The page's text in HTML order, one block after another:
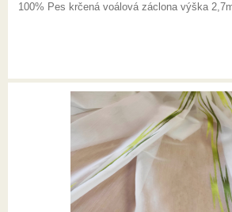
100% Pes krčená voálová záclona výška